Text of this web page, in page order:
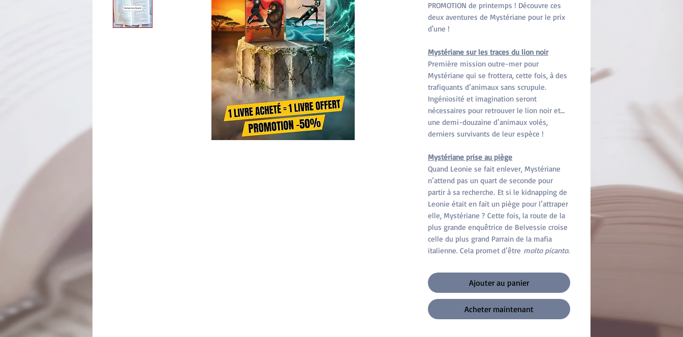
PROMOTION de printemps ! Découvre ces
deux aventures de Mystériane pour le prix
d'une !
Mystériane sur les traces du lion noir
Première mission outre-mer pour
Mystériane qui se frottera, cette fois, à des
trafiquants d’animaux sans scrupule.
Ingéniosité et imagination seront
nécessaires pour retrouver le lion noir et…
une demi-douzaine d’animaux volés,
derniers survivants de leur espèce !
Mystériane prise au piège
Quand Leonie se fait enlever, Mystériane
n’attend pas un quart de seconde pour
partir à sa recherche. Et si le kidnapping de
Leonie était en fait un piège pour l’attraper
elle, Mystériane ? Cette fois, la route de la
plus grande enquêtrice de Belvessie croise
celle du plus grand Parrain de la mafia
italienne. Cela promet d’être molto picanto.
Ajouter au panier
Acheter maintenant